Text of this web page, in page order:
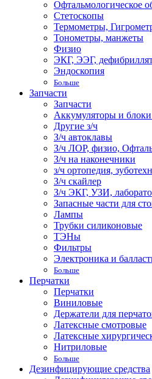
Офтальмологическое
Стетоскопы
Термометры,
Тонометры, манжеты
Физио
ЭКГ, ЭЭГ,
Эндоскопия
Больше
Запчасти
Запчасти
Аккумуляторы и
Другие з/ч
З/ч автоклавы
З/ч ЛОР, физио,
З/ч на наконечники
з/ч ортопедия,
З/ч скайлер
З/ч ЭКГ, УЗИ,
Запасные части для
Лампы
Трубки силиконовые
ТЭНы
Фильтры
Электроника и
Больше
Перчатки
Перчатки
Виниловые
Держатели для
Латексные смотровые
Латексные
Нитриловые
Больше
Дезинфицирующие средства